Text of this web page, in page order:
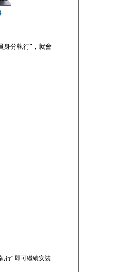
身分執行"，就會
行" 即可繼續安裝